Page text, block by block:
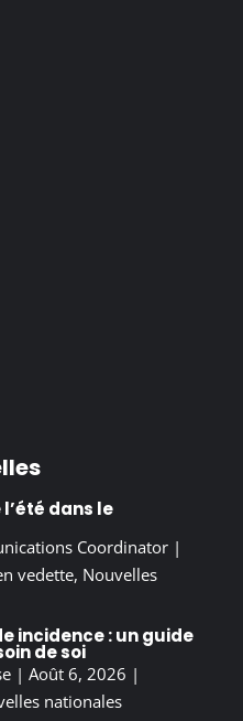
dans le
Coordinator|
vedette, Nouvelles
incidence : un guide
de soi
| Août 6, 2026 |
nationales